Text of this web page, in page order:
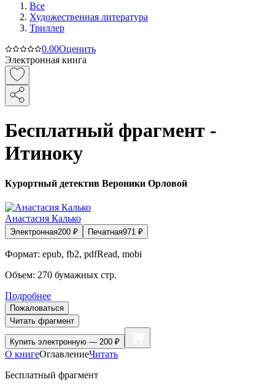
Все
Художественная литература
Триллер
0.00Оценить
Электронная книга
Бесплатный фрагмент -
Итиноку
Курортный детектив Вероники Орловой
Анастасия Калько
Электронная200 ₽ Печатная971 ₽
Формат: epub, fb2, pdfRead, mobi
Объем: 270 бумажных стр.
Подробнее
Пожаловаться
Читать фрагмент
Купить электронную — 200 ₽
О книгеОглавлениеЧитать
Бесплатный фрагмент